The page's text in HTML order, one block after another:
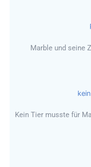
Marble und seine
Kein Tier musste für